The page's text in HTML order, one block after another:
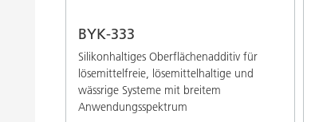
BYK-333
Silikonhaltiges Oberflächenadditiv für
lösemittelfreie, lösemittelhaltige und
wässrige Systeme mit breitem
Anwendungsspektrum